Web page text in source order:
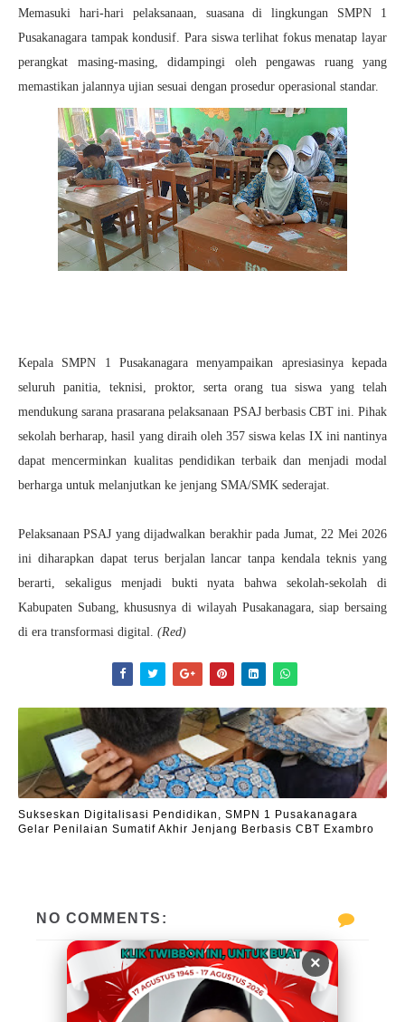
×
Memasuki hari-hari pelaksanaan, suasana di lingkungan SMPN 1
Pusakanagara tampak kondusif. Para siswa terlihat fokus menatap layar
perangkat masing-masing, didampingi oleh pengawas ruang yang
memastikan jalannya ujian sesuai dengan prosedur operasional standar.
Kepala SMPN 1 Pusakanagara menyampaikan apresiasinya kepada
seluruh panitia, teknisi, proktor, serta orang tua siswa yang telah
mendukung sarana prasarana pelaksanaan PSAJ berbasis CBT ini. Pihak
sekolah berharap, hasil yang diraih oleh 357 siswa kelas IX ini nantinya
dapat mencerminkan kualitas pendidikan terbaik dan menjadi modal
berharga untuk melanjutkan ke jenjang SMA/SMK sederajat.
Pelaksanaan PSAJ yang dijadwalkan berakhir pada Jumat, 22 Mei 2026
ini diharapkan dapat terus berjalan lancar tanpa kendala teknis yang
berarti, sekaligus menjadi bukti nyata bahwa sekolah-sekolah di
Kabupaten Subang, khususnya di wilayah Pusakanagara, siap bersaing
di era transformasi digital. (Red)
Sukseskan Digitalisasi Pendidikan, SMPN 1 Pusakanagara
Gelar Penilaian Sumatif Akhir Jenjang Berbasis CBT Exambro
NO COMMENTS: